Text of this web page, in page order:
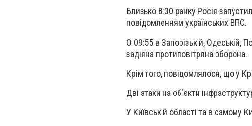
Близько 8:30 ранку Росія
повідомленням українських ВПС.
О 09:55 в Запорізькій, Одеській,
задіяна протиповітряна оборона.
Крім того, повідомлялося, що у
Дві атаки на об'єкти
У Київській області та в самому